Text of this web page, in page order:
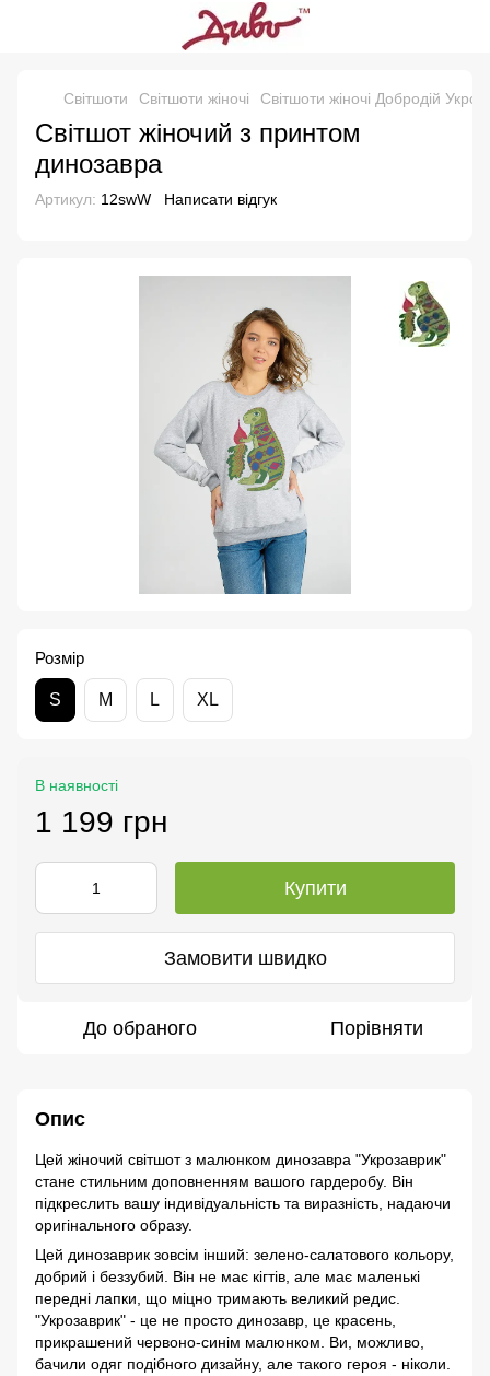
Свiтшоти Світшоти жіночі Світшоти жіночі Добродій
Світшот жіночий з принтом
динозавра
Артикул: 12swW Написати відгук
Розмір
S M L XL
В наявності
1 199 грн
Купити
Замовити швидко
До обраного Порівняти
Опис
Цей жіночий світшот з малюнком динозавра "Укрозаврик"
стане стильним доповненням вашого гардеробу. Він
підкреслить вашу індивідуальність та виразність, надаючи
оригінального образу.
Цей динозаврик зовсім інший: зелено-салатового кольору,
добрий і беззубий. Він не має кігтів, але має маленькі
передні лапки, що міцно тримають великий редис.
"Укрозаврик" - це не просто динозавр, це красень,
прикрашений червоно-синім малюнком. Ви, можливо,
бачили одяг подібного дизайну, але такого героя - ніколи.